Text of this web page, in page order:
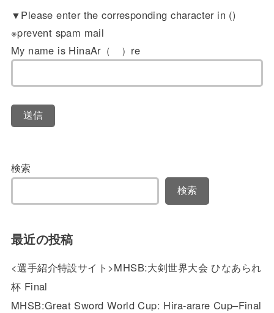
▼Please enter the corresponding character in ()
※prevent spam mail
My name is HinaAr（ ）re
検索
検索
最近の投稿
<選手紹介特設サイト>MHSB:大剣世界大会 ひなあられ
杯 Final
MHSB:Great Sword World Cup: Hira-arare Cup–Final